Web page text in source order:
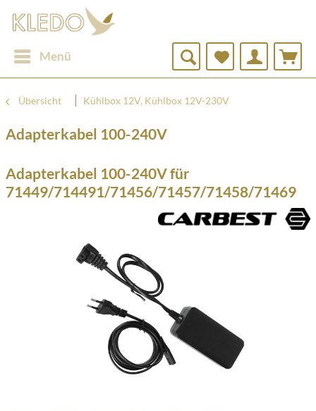
Menü
Übersicht Kühlbox 12V, Kühlbox 12V-230V
Adapterkabel 100-240V
Adapterkabel 100-240V für
71449/714491/71456/71457/71458/71469